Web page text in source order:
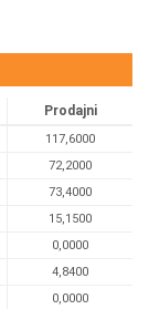
Prodajni
117,6000
72,2000
73,4000
15,1500
0,0000
4,8400
0,0000